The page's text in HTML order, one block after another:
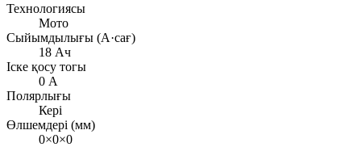
Технологиясы
Мото
Сыйымдылығы (А·сағ)
18 Ач
Іске қосу тогы
0 А
Полярлығы
Кері
Өлшемдері (мм)
0×0×0